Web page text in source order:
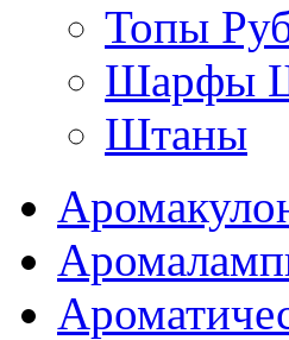
Топы
Шарфы
Штаны